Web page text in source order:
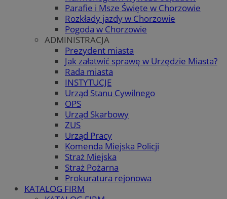
Parafie i Msze Święte w Chorzowie
Rozkłady jazdy w Chorzowie
Pogoda w Chorzowie
ADMINISTRACJA
Prezydent miasta
Jak załatwić sprawę w Urzędzie Miasta?
Rada miasta
INSTYTUCJE
Urząd Stanu Cywilnego
OPS
Urząd Skarbowy
ZUS
Urząd Pracy
Komenda Miejska Policji
Straż Miejska
Straż Pożarna
Prokuratura rejonowa
KATALOG FIRM